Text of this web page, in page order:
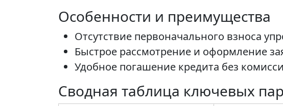
Особенности и преимущества
Отсутствие первоначального взноса
Быстрое рассмотрение и оформление
Удобное погашение кредита без
Сводная таблица ключевых